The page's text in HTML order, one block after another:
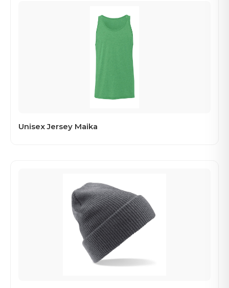
Unisex Jersey Maika